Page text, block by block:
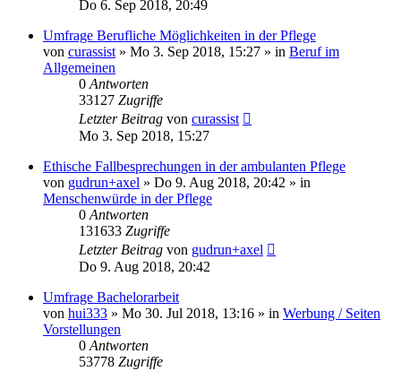
Do 6. Sep 2018, 20:49
Umfrage Berufliche Möglichkeiten in der Pflege
von curassist » Mo 3. Sep 2018, 15:27 » in Beruf im
Allgemeinen
0 Antworten
33127 Zugriffe
Letzter Beitrag von curassist
Mo 3. Sep 2018, 15:27
Ethische Fallbesprechungen in der ambulanten Pflege
von gudrun+axel » Do 9. Aug 2018, 20:42 » in
Menschenwürde in der Pflege
0 Antworten
131633 Zugriffe
Letzter Beitrag von gudrun+axel
Do 9. Aug 2018, 20:42
Umfrage Bachelorarbeit
von hui333 » Mo 30. Jul 2018, 13:16 » in Werbung / Seiten
Vorstellungen
0 Antworten
53778 Zugriffe